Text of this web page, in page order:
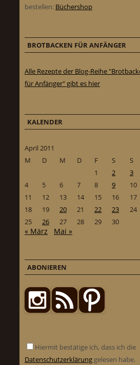
bestellen: Büchershop
BROTBACKEN FÜR ANFÄNGER
Alle Rezepte der Blog-Reihe
für Anfänger" gibt es hier
KALENDER
April 2011
M
D M D F S
S
1
2
3
4
5 6 7 8 9
10
11
12 13 14 15 16
17
18
19 20 21 22 23
24
25
26 27 28 29 30
« März Mai »
ABONIEREN
Hiermit bestätige ich, dass ich die
Datenschutzerklärung gelesen habe.